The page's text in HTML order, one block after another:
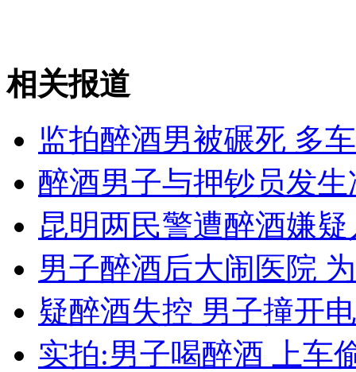
外交部：有关国家言论片面不公正
安徽一实载49人客车翻车
走！跟着总书记去植树
消防员救轻生者 花炮节热闹非凡 减压"枕头大战"
相关报道
监拍醉酒男被碾死 多
醉酒男子与押钞员发
昆明两民警遭醉酒嫌
男子醉酒后大闹医院
疑醉酒失控 男子撞开
实拍:男子喝醉酒 上车